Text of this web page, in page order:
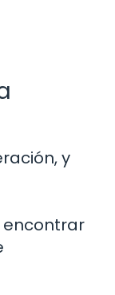
y
encontrar